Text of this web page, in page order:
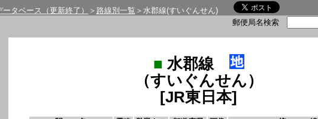
ータベース（更新終了） ＞ 路線別一覧 ＞水郡線(すいぐんせん)
郵便局名検索
■ 水郡線
（すいぐんせん）
[JR東日本]